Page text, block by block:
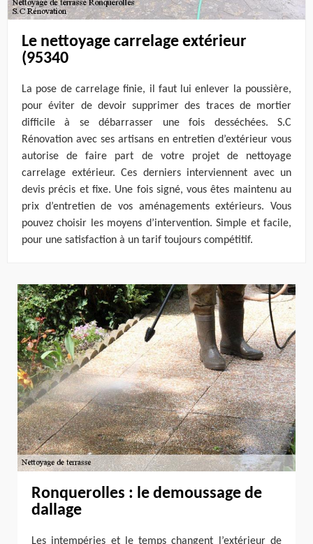
Le nettoyage carrelage extérieur
(95340
La pose de carrelage finie, il faut lui enlever la poussière,
pour éviter de devoir supprimer des traces de mortier
difficile à se débarrasser une fois desséchées. S.C
Rénovation avec ses artisans en entretien d’extérieur vous
autorise de faire part de votre projet de nettoyage
carrelage extérieur. Ces derniers interviennent avec un
devis précis et fixe. Une fois signé, vous êtes maintenu au
prix d’entretien de vos aménagements extérieurs. Vous
pouvez choisir les moyens d’intervention. Simple et facile,
pour une satisfaction à un tarif toujours compétitif.
Ronquerolles : le demoussage de
dallage
Les intempéries et le temps changent l’extérieur de